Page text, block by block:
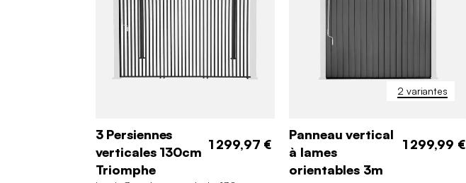
3 Persiennes
verticales 130cm
Triomphe
1 299,97 €
2 variantes
Panneau vertical
à lames
orientables 3m
1 299,99 €